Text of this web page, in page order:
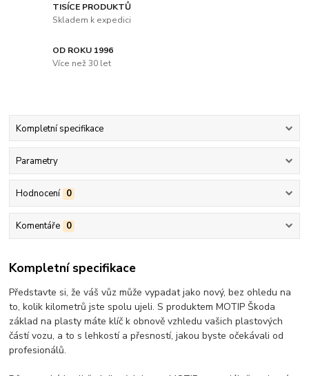
TISÍCE PRODUKTŮ
Skladem k expedici
OD ROKU 1996
Více než 30 let
Kompletní specifikace
Parametry
Hodnocení 0
Komentáře 0
Kompletní specifikace
Představte si, že váš vůz může vypadat jako nový, bez ohledu na
to, kolik kilometrů jste spolu ujeli. S produktem MOTIP Škoda
základ na plasty máte klíč k obnově vzhledu vašich plastových
částí vozu, a to s lehkostí a přesností, jakou byste očekávali od
profesionálů.